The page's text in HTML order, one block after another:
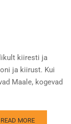
kiiresti ja
ja kiirust. Kui
Maale, kogevad
READ MORE